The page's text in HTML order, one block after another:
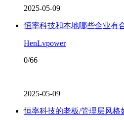
2025-05-09
恒率科技和本地哪些企业有
HenLvpower
0/66
2025-05-09
恒率科技的老板/管理层风格